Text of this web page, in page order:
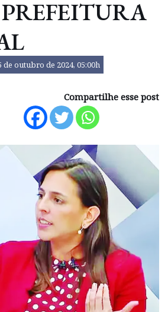
de outubro de 2024, 05:00h
Compartilhe esse post